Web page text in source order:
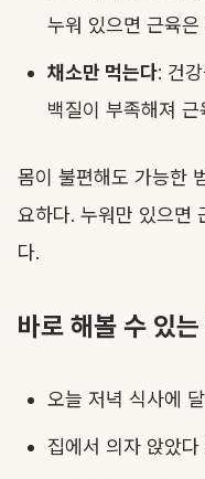
누워 있으면 근육
채소만 먹는다: 건
백질이 부족해져
몸이 불편해도 가능한
요하다. 누워만 있으면
다.
바로 해볼 수 있
오늘 저녁 식사에
집에서 의자 앉았